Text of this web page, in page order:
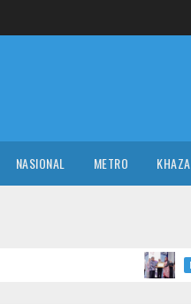
NASIONAL METRO
NASIONAL